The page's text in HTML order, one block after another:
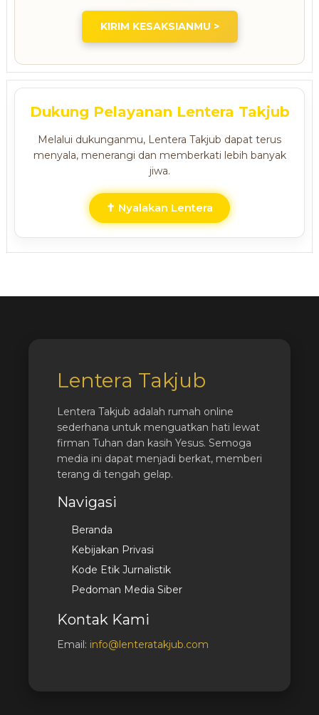
KIRIM KESAKSIANMU >
Dukung Pelayanan Lentera Takjub
Melalui dukunganmu, Lentera Takjub dapat terus
menyala, menerangi dan memberkati lebih banyak
jiwa.
✝ Nyalakan Lentera
Lentera Takjub
Lentera Takjub adalah rumah online
sederhana untuk menguatkan hati lewat
firman Tuhan dan kasih Yesus. Semoga
media ini dapat menjadi berkat, memberi
terang di tengah gelap.
Navigasi
Beranda
Kebijakan Privasi
Kode Etik Jurnalistik
Pedoman Media Siber
Kontak Kami
Email: info@lenteratakjub.com